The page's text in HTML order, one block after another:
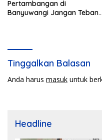
Pertambangan di
Banyuwangi Jangan Tebang
Tinggalkan Balasan
Anda harus masuk untuk
Headline